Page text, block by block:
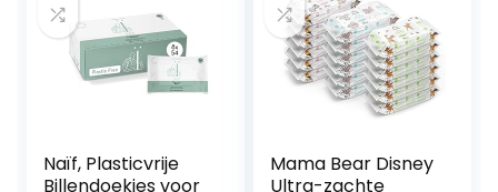
Naïf, Plasticvrije
Billendoekjes voor
Mama Bear Disney
Ultra-zachte